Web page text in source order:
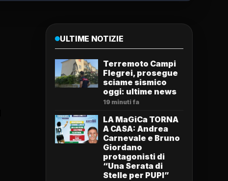
ULTIME NOTIZIE
Terremoto Campi
Flegrei, prosegue
sciame sismico
oggi: ultime news
19 minuti fa
LA MaGiCa TORNA
A CASA: Andrea
Carnevale e Bruno
Giordano
protagonisti di
“Una Serata di
Stelle per PUPI”